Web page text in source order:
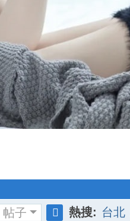
帖子 熱搜: 台北